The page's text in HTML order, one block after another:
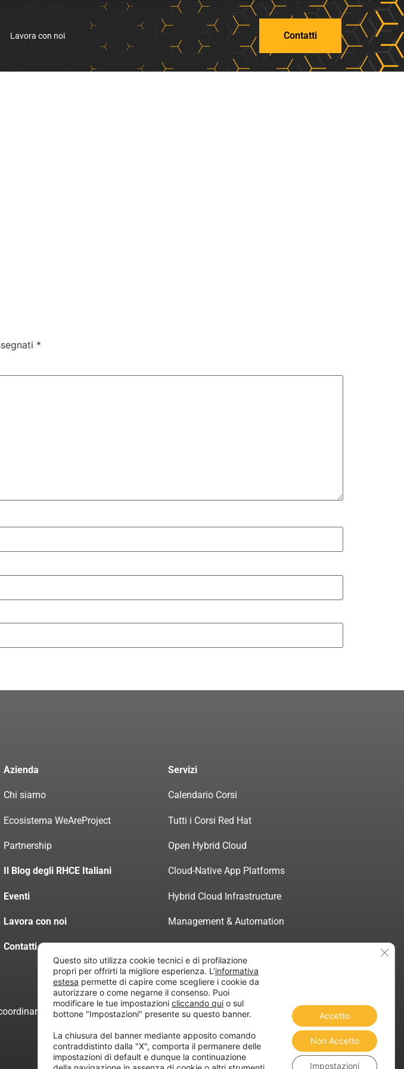
Lavora con noi Contatti
*
Azienda
Chi siamo
Ecosistema WeAreProject
Partnership
Il Blog degli RHCE Italiani
Eventi
Lavora con noi
Contatti
Servizi
Calendario Corsi
Tutti i Corsi Red Hat
Open Hybrid Cloud
Cloud-Native App Platforms
Hybrid Cloud Infrastructure
Management & Automation
Servizi di Consulenza Certificata
di “Project Informatica”
Questo sito utilizza cookie tecnici e di profilazione
propri per offrirti la migliore esperienza. L’informativa
estesa permette di capire come scegliere i cookie da
autorizzare o come negarne il consenso. Puoi
modificare le tue impostazioni cliccando qui o sul
bottone "Impostazioni" presente su questo banner.
La chiusura del banner mediante apposito comando
contraddistinto dalla "X", comporta il permanere delle
impostazioni di default e dunque la continuazione
Accetto
Non Accetto
Impostazioni